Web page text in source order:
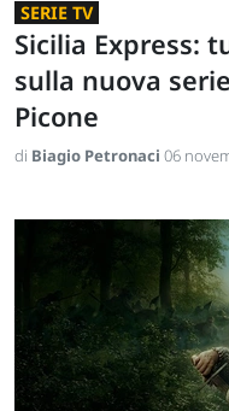
SERIE TV
Sicilia Express:
sulla nuova
Picone
di Biagio Petronaci 06